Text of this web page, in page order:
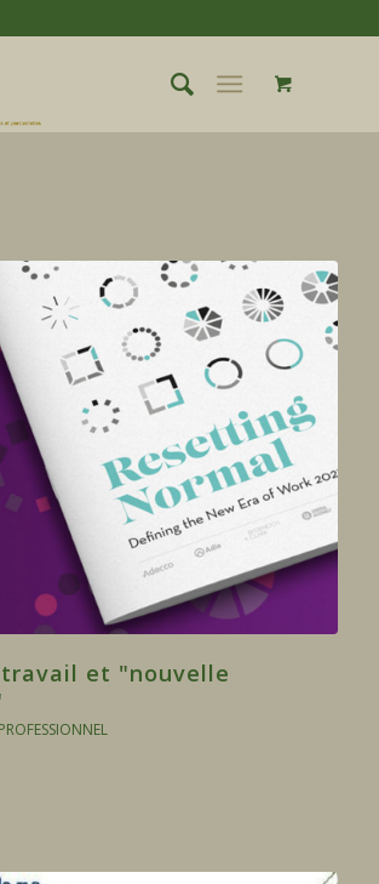
travail et "nouvelle